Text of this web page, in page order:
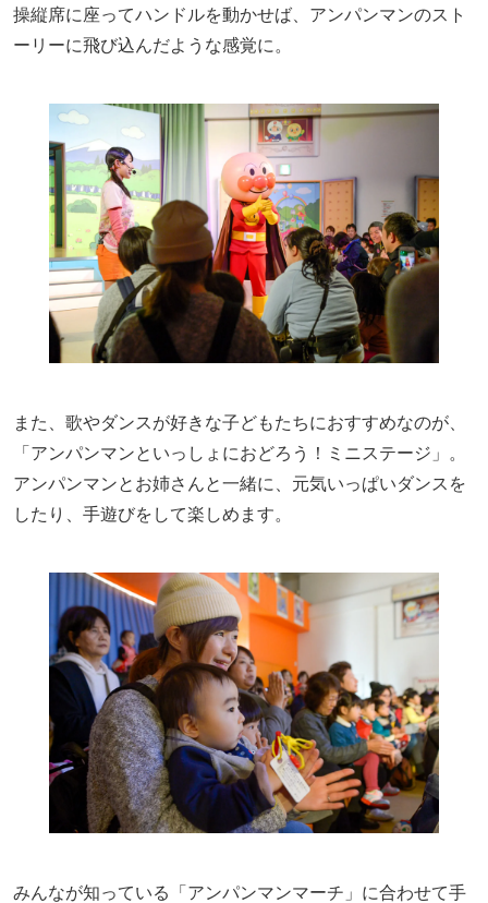
操縦席に座ってハンドルを動かせば、アンパンマンのスト
ーリーに飛び込んだような感覚に。
また、歌やダンスが好きな子どもたちにおすすめなのが、
「アンパンマンといっしょにおどろう！ミニステージ」。
アンパンマンとお姉さんと一緒に、元気いっぱいダンスを
したり、手遊びをして楽しめます。
みんなが知っている「アンパンマンマーチ」に合わせて手